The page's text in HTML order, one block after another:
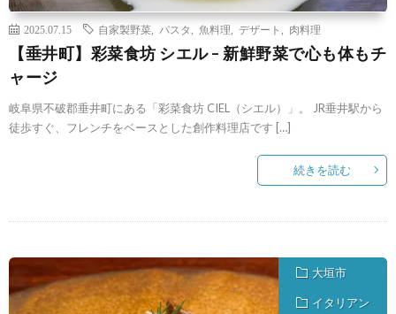
2025.07.15 自家製野菜 パスタ 魚料理 デザート 肉料理
【垂井町】彩菜食坊 シエル – 新鮮野菜で心も体もチ
ャージ
岐阜県不破郡垂井町にある「彩菜食坊 CIEL（シエル）」。 JR垂井駅から
徒歩すぐ、フレンチをベースとした創作料理店です […]
続きを読む
大垣市
イタリアン